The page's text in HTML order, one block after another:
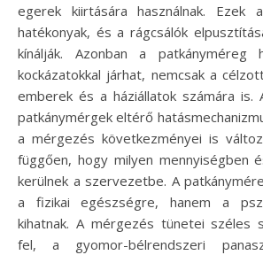
egerek kiirtására használnak. Ezek
hatékonyak, és a rágcsálók
kínálják. Azonban a patkányméreg
kockázatokkal járhat, nemcsak a
emberek és a háziállatok számára is.
patkánymérgek eltérő
a mérgezés következményei is
függően, hogy milyen mennyiségben
kerülnek a szervezetbe. A
a fizikai egészségre, hanem a
kihatnak. A mérgezés tünetei széles
fel, a gyomor-bélrendszeri